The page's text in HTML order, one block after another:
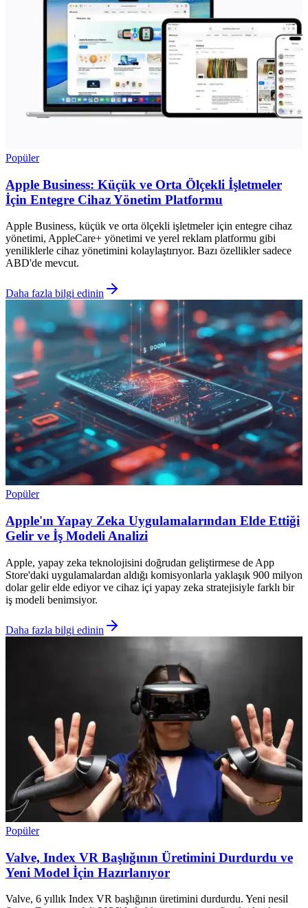
Popüler
Apple Business: Küçük ve Orta Ölçekli İşletmeler
İçin Entegre Cihaz Yönetim Platformu
Apple Business, küçük ve orta ölçekli işletmeler için entegre cihaz
yönetimi, AppleCare+ yönetimi ve yerel reklam platformu gibi
yeniliklerle cihaz yönetimini kolaylaştırıyor. Bazı özellikler sadece
ABD'de mevcut.
Daha fazla bilgi edinin
Popüler
Apple'ın Yapay Zeka Uygulamalarından Elde Ettiği
Gelir ve İş Modeli Analizi
Apple, yapay zeka teknolojisini doğrudan geliştirmese de App
Store'daki uygulamalardan aldığı komisyonlarla yaklaşık 900 milyon
dolar gelir elde ediyor ve cihaz içi yapay zeka stratejisiyle farklı bir
iş modeli benimsiyor.
Daha fazla bilgi edinin
Popüler
Valve, Index VR Başlığının Üretimini Durdurdu ve
Yeni Model İçin Hazırlanıyor
Valve, 6 yıllık Index VR başlığının üretimini durdurdu. Yeni nesil